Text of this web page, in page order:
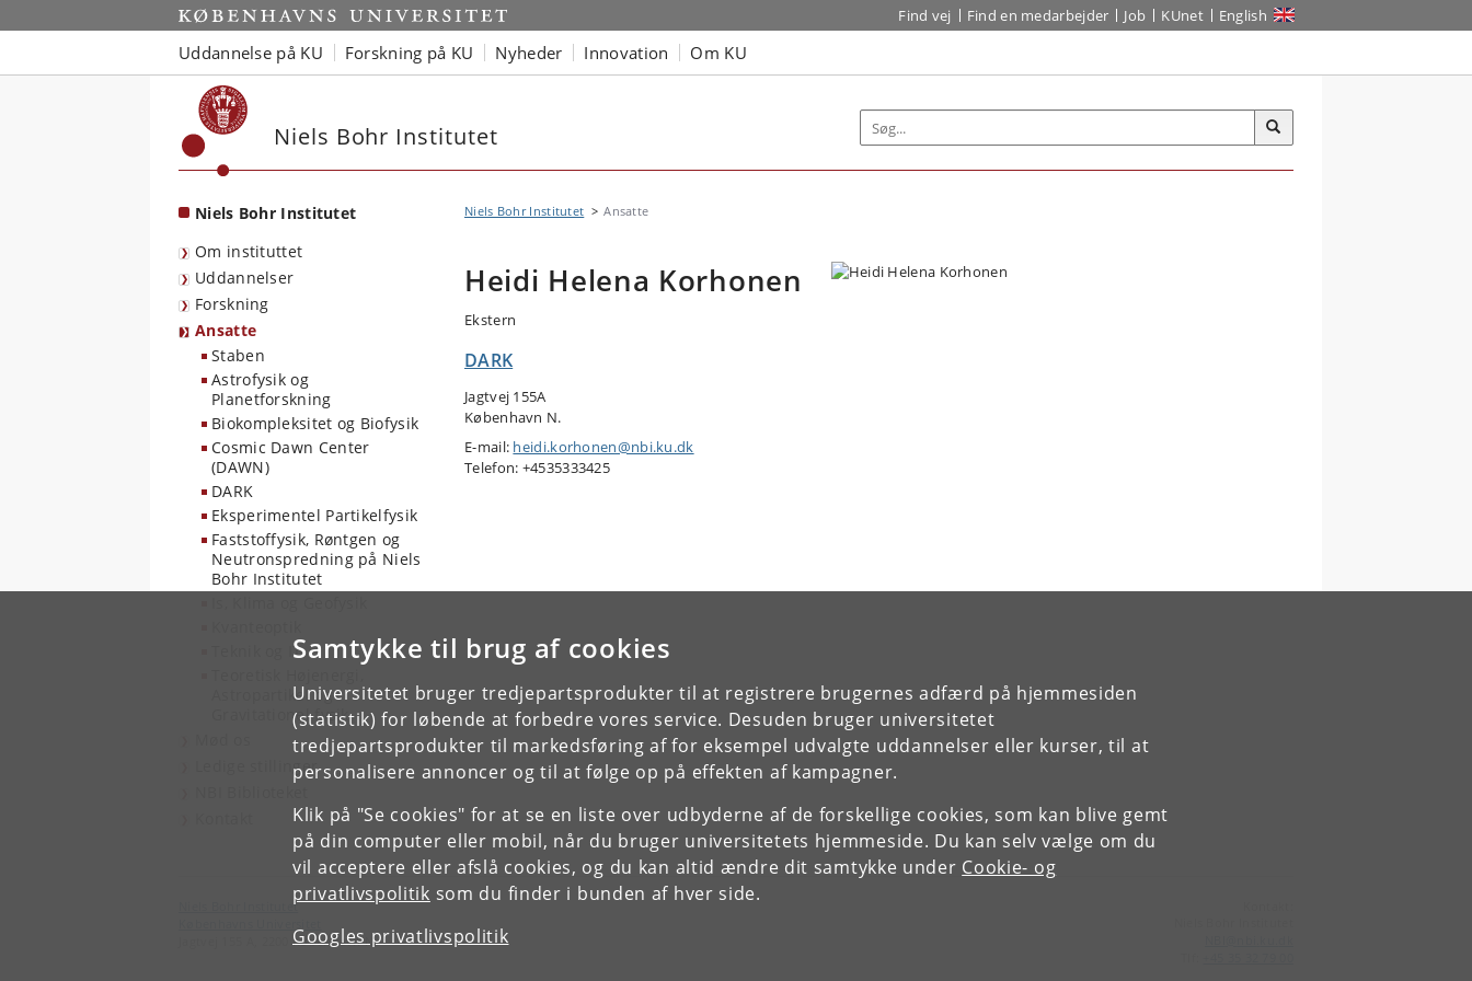
Samtykke til brug af cookies
Universitetet bruger tredjepartsprodukter til at registrere brugernes adfærd på hjemmesiden
(statistik) for løbende at forbedre vores service. Desuden bruger universitetet
tredjepartsprodukter til markedsføring af for eksempel udvalgte uddannelser eller kurser, til at
personalisere annoncer og til at følge op på effekten af kampagner.
Klik på "Se cookies" for at se en liste over udbyderne af de forskellige cookies, som kan blive gemt
på din computer eller mobil, når du bruger universitetets hjemmeside. Du kan selv vælge om du
vil acceptere eller afslå cookies, og du kan altid ændre dit samtykke under Cookie- og
privatlivspolitik som du finder i bunden af hver side.
Googles privatlivspolitik
Start Find vej Find en medarbejder Job KUnet English
Uddannelse på KU Forskning på KU Nyheder Innovation Om KU
Niels Bohr Institutet
Niels Bohr Institutet
Om instituttet
Uddannelser
Forskning
Ansatte
Staben
Astrofysik og
Planetforskning
Biokompleksitet og Biofysik
Cosmic Dawn Center
(DAWN)
DARK
Eksperimentel Partikelfysik
Faststoffysik, Røntgen og
Neutronspredning på Niels
Bohr Institutet
Teknik og IT
Astropartikel og
Gravitationel fysik
Ledige stillinger
Niels Bohr Institutet Ansatte
Heidi Helena Korhonen
Ekstern
DARK
Jagtvej 155A
København N.
E-mail: heidi.korhonen@nbi.ku.dk
Telefon: +4535333425
Niels Bohr Institutet
Jagtvej 155 A, 2200 København N.